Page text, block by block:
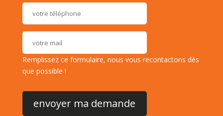
Remplissez ce formulaire, nous vous recontactons dès
que possible !